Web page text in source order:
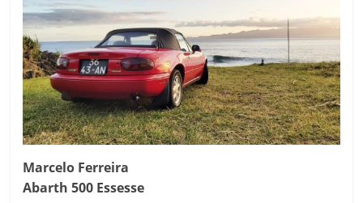
Marcelo Ferreira
Abarth 500 Essesse